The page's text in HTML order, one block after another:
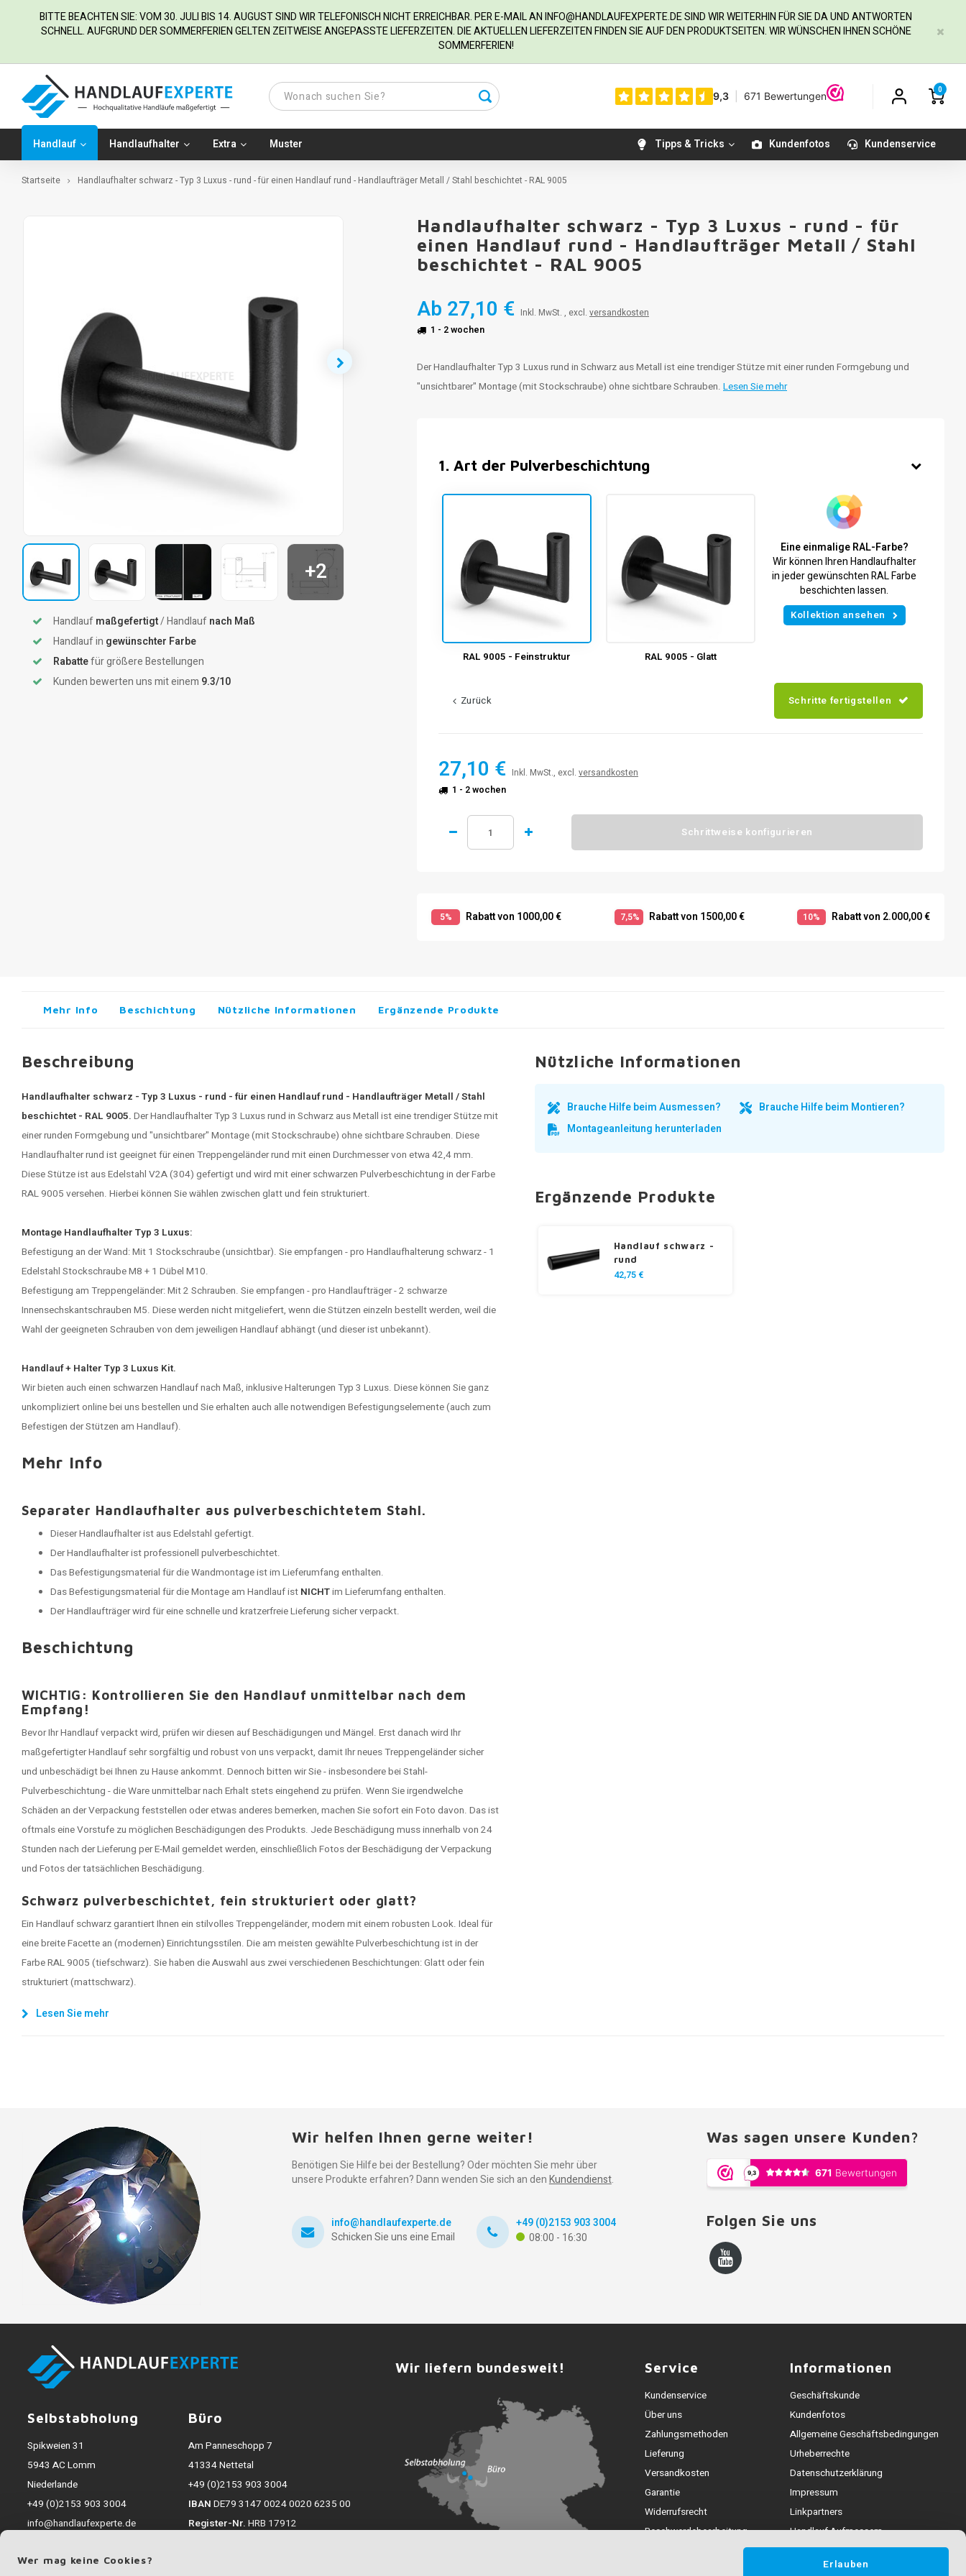
BITTE BEACHTEN SIE: VOM 30. JULI BIS 14. AUGUST SIND WIR TELEFONISCH NICHT ERREICHBAR. PER E-MAIL ANINFO@HANDLAUFEXPERTE.DESIND WIR WEITERHIN FÜR SIE DA UND ANTWORTEN
SCHNELL. AUFGRUND DER SOMMERFERIEN GELTEN ZEITWEISE ANGEPASSTE LIEFERZEITEN. DIE AKTUELLEN LIEFERZEITEN FINDEN SIE AUF DEN PRODUKTSEITEN. WIR WÜNSCHEN IHNEN SCHÖNE
SOMMERFERIEN!
0
Handlauf Handlaufhalter Extra Muster Tipps & Tricks Kundenfotos Kundenservice
Startseite Handlaufhalter schwarz - Typ 3 Luxus - rund - für einen Handlauf rund - Handlaufträger Metall / Stahl beschichtet - RAL 9005
+2
Handlaufmaßgefertigt/ Handlaufnach Maß
Handlauf in gewünschter Farbe
Rabattefür größere Bestellungen
Kunden bewerten uns mit einem 9.3/10
Handlaufhalter schwarz - Typ 3 Luxus - rund - für
einen Handlauf rund - Handlaufträger Metall / Stahl
beschichtet - RAL 9005
Ab 27,10 € Inkl. MwSt. , excl. versandkosten
1 - 2 wochen
Der Handlaufhalter Typ 3 Luxus rund in Schwarz aus Metall ist eine trendiger Stütze mit einer runden Formgebung und
"unsichtbarer" Montage (mit Stockschraube) ohne sichtbare Schrauben. Lesen Sie mehr
1. Art der Pulverbeschichtung
RAL 9005 - Feinstruktur RAL 9005 - Glatt
Eine einmalige RAL-Farbe?
Wir können Ihren Handlaufhalter
in jeder gewünschten RAL Farbe
beschichten lassen.
Kollektion ansehen
Zurück Schritte fertigstellen
27,10 € Inkl. MwSt., excl. versandkosten
1 - 2 wochen
Schrittweise konfigurieren
5% Rabatt von 1000,00 € 7,5% Rabatt von 1500,00 € 10% Rabatt von 2.000,00 €
Mehr Info Beschichtung Nützliche Informationen Ergänzende Produkte
Beschreibung
Handlaufhalter schwarz - Typ 3 Luxus - rund - für einen Handlauf rund - Handlaufträger Metall / Stahl
beschichtet - RAL 9005. DerHandlaufhalterTyp 3 Luxus rund in Schwarz aus Metall ist eine trendiger Stütze mit
einer runden Formgebung und "unsichtbarer" Montage (mit Stockschraube) ohne sichtbare Schrauben. Diese
Handlaufhalter rund ist geeignet für einen Treppengeländer rund mit einen Durchmesser von etwa 42,4 mm.
Diese Stütze ist aus Edelstahl V2A (304) gefertigt und wird mit einer schwarzen Pulverbeschichtung in der Farbe
RAL 9005 versehen. Hierbei können Sie wählen zwischen glatt und fein strukturiert.
Montage Handlaufhalter Typ 3 Luxus:
Befestigung an der Wand: Mit 1 Stockschraube (unsichtbar). Sie empfangen - pro Handlaufhalterung schwarz- 1
Edelstahl Stockschraube M8 + 1 Dübel M10.
Befestigung am Treppengeländer: Mit 2 Schrauben. Sie empfangen - pro Handlaufträger - 2 schwarze
Innensechskantschrauben M5. Diese werden nicht mitgeliefert, wenn die Stützen einzeln bestellt werden, weil die
Wahl der geeigneten Schrauben von dem jeweiligen Handlauf abhängt (und dieser ist unbekannt).
Handlauf + Halter Typ 3 Luxus Kit.
Wir bieten auch einen schwarzen Handlaufnach Maß, inklusive Halterungen Typ 3 Luxus. Diese können Sie ganz
unkompliziert online bei uns bestellen und Sie erhalten auch alle notwendigen Befestigungselemente (auch zum
Befestigen der Stützen am Handlauf).
Mehr Info
Separater Handlaufhalter aus pulverbeschichtetem Stahl.
Dieser Handlaufhalter ist aus Edelstahl gefertigt.
Der Handlaufhalter ist professionell pulverbeschichtet.
Das Befestigungsmaterial für die Wandmontage ist im Lieferumfang enthalten.
Das Befestigungsmaterial für die Montage am Handlauf ist NICHTim Lieferumfang enthalten.
Der Handlaufträger wird für eine schnelle und kratzerfreie Lieferung sicher verpackt.
Beschichtung
WICHTIG: Kontrollieren Sie den Handlauf unmittelbar nach dem
Empfang!
Bevor Ihr Handlauf verpackt wird, prüfen wir diesen auf Beschädigungen und Mängel. Erst danach wird Ihr
maßgefertigter Handlauf sehr sorgfältig und robust von uns verpackt, damit Ihr neues Treppengeländer sicher
und unbeschädigt bei Ihnen zu Hause ankommt. Dennoch bitten wir Sie - insbesondere bei Stahl-
Pulverbeschichtung - die Ware unmittelbar nach Erhalt stets eingehend zu prüfen. Wenn Sie irgendwelche
Schäden an der Verpackung feststellen oder etwas anderes bemerken, machen Sie sofort ein Foto davon. Das ist
oftmals eine Vorstufe zu möglichen Beschädigungen des Produkts. Jede Beschädigung muss innerhalb von 24
Stunden nach der Lieferung per E-Mail gemeldet werden, einschließlich Fotos der Beschädigung der Verpackung
und Fotos der tatsächlichen Beschädigung.
Schwarz pulverbeschichtet, fein strukturiert oder glatt?
Ein Handlauf schwarz garantiert Ihnen ein stilvolles Treppengeländer, modern mit einem robusten Look. Ideal für
eine breite Facette an (modernen) Einrichtungsstilen. Die am meisten gewählte Pulverbeschichtung ist in der
Farbe RAL 9005 (tiefschwarz). Sie haben die Auswahl aus zwei verschiedenen Beschichtungen: Glatt oder fein
strukturiert (mattschwarz).
Lesen Sie mehr
Nützliche Informationen
Brauche Hilfe beim Ausmessen?
Brauche Hilfe beim Montieren?
Montageanleitung herunterladen
Ergänzende Produkte
Handlauf schwarz -
rund
42,75 €
Wir helfen Ihnen gerne weiter!
Benötigen Sie Hilfe bei der Bestellung? Oder möchten Sie mehr über
unsere Produkte erfahren? Dann wenden Sie sich an denKundendienst.
info@handlaufexperte.de
Schicken Sie uns eine Email
+49 (0)2153 903 3004
08:00 - 16:30
Was sagen unsere Kunden?
Folgen Sie uns
Selbstabholung
Spikweien 31
5943 AC Lomm
Niederlande
+49 (0)2153 903 3004
info@handlaufexperte.de
Büro
Am Panneschopp 7
41334 Nettetal
+49 (0)2153 903 3004
IBAN DE79 3147 0024 0020 6235 00
Register-Nr. HRB 17912
Wir liefern bundesweit! Service
Kundenservice
Über uns
Zahlungsmethoden
Lieferung
Versandkosten
Garantie
Widerrufsrecht
Beschwerdebearbeitung
Kontakt und Erreichbarkeit
Informationen
Geschäftskunde
Kundenfotos
Allgemeine Geschäftsbedingungen
Urheberrechte
Datenschutzerklärung
Impressum
Linkpartners
Handlauf Aufmessem
Handlauf Montieren
Treppengeländer
Wer mag keine Cookies? Erlauben